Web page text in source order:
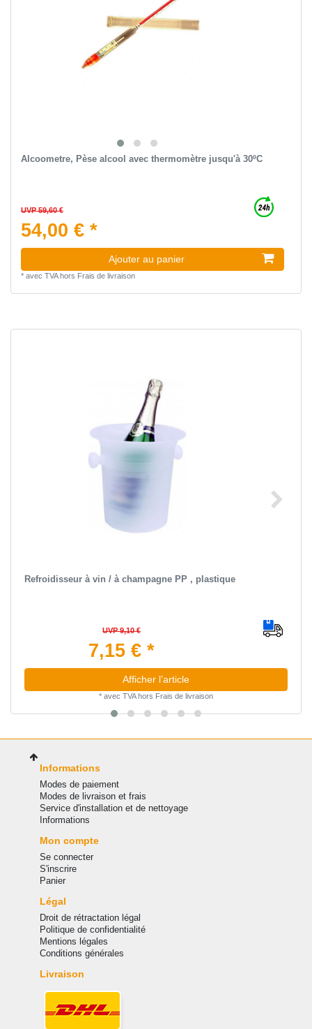
Alcoometre, Pèse alcool avec thermomètre jusqu'à 30ºC
UVP 59,60 €
54,00 € *
Ajouter au panier
* avec TVAhors Frais de livraison
Refroidisseur à vin / à champagne PP , plastique
UVP 9,10 €
7,15 € *
Afficher l’article
* avec TVAhors Frais de livraison
Informations
Modes de paiement
Modes de livraison et frais
Service d'installation et de nettoyage
Informations
Mon compte
Se connecter
S'inscrire
Panier
Légal
Droit de rétractation légal
Politique de confidentialité
Mentions légales
Conditions générales
Livraison